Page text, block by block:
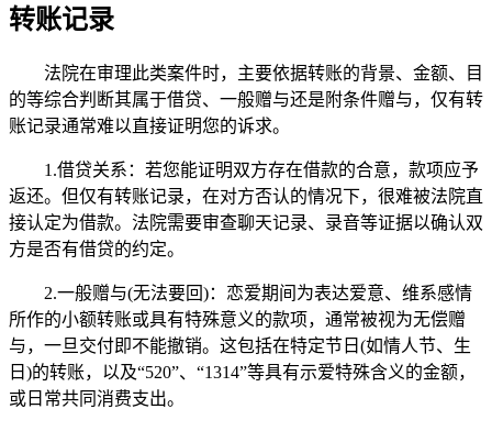
转账记录
法院在审理此类案件时，主要依据转账的背景、金额、目
的等综合判断其属于借贷、一般赠与还是附条件赠与，仅有转
账记录通常难以直接证明您的诉求。‌
‌1.借贷关系‌：‌若您能证明双方存在借款的合意，款项应予
返还‌。但仅有转账记录，在对方否认的情况下，很难被法院直
接认定为借款。法院需要审查聊天记录、录音等证据以确认双
方是否有借贷的约定。
‌2.一般赠与(无法要回)‌：‌恋爱期间为表达爱意、维系感情
所作的小额转账或具有特殊意义的款项，通常被视为无偿赠
与，一旦交付即不能撤销‌。这包括在特定节日(如情人节、生
日)的转账，以及“520”、“1314”等具有示爱特殊含义的金额，
或日常共同消费支出。